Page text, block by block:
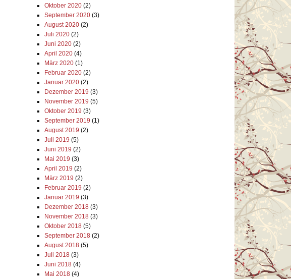
Oktober 2020(2)
September 2020(3)
August 2020(2)
Juli 2020(2)
Juni 2020(2)
April 2020(4)
März 2020(1)
Februar 2020(2)
Januar 2020(2)
Dezember 2019 (3)
November 2019 (5)
Oktober 2019 (3)
September 2019 (1)
August 2019 (2)
Juli 2019 (5)
Juni 2019 (2)
Mai 2019 (3)
April 2019 (2)
März 2019 (2)
Februar 2019 (2)
Januar 2019 (3)
Dezember 2018(3)
November 2018(3)
Oktober 2018(5)
September 2018(2)
August 2018(5)
Juli 2018(3)
Juni 2018(4)
Mai 2018(4)